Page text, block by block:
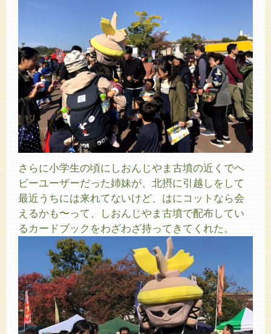
さらに小学生の頃にしおんじやま古墳の近くでヘ
ビーユーザーだった姉妹が、北摂に引越しをして
最近うちには来れてないけど、はにコットなら会
えるかも〜って、しおんじやま古墳で配布してい
るカードブックをわざわざ持ってきてくれた。